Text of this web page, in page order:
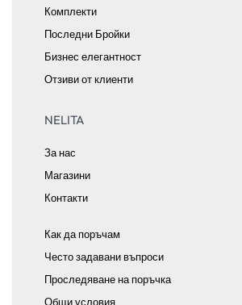
Комплекти
Последни Бройки
Бизнес елегантност
Отзиви от клиенти
NELITA
За нас
Магазини
Контакти
Как да поръчам
Често задавани въпроси
Проследяване на поръчка
Общи условия